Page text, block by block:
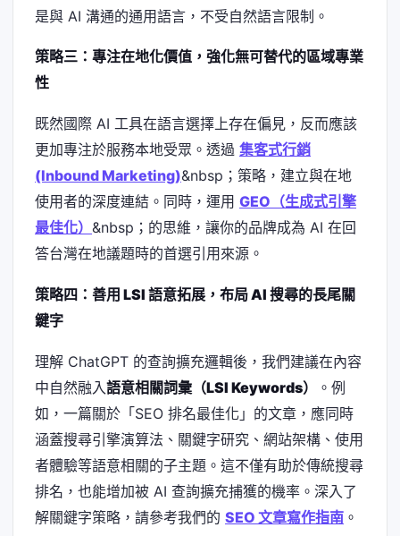
是與 AI 溝通的通用語言，不受自然語言限制。
策略三：專注在地化價值，強化無可替代的區域專業
性
既然國際 AI 工具在語言選擇上存在偏見，反而應該
更加專注於服務本地受眾。透過 集客式行銷
(Inbound Marketing)&nbsp；策略，建立與在地
使用者的深度連結。同時，運用 GEO（生成式引擎
最佳化） &nbsp；的思維，讓你的品牌成為 AI 在回
答台灣在地議題時的首選引用來源。
策略四：善用 LSI 語意拓展，布局 AI 搜尋的長尾關
鍵字
理解 ChatGPT 的查詢擴充邏輯後，我們建議在內容
中自然融入語意相關詞彙（LSI Keywords）
。例
如，一篇關於「SEO 排名最佳化」的文章，應同時
涵蓋搜尋引擎演算法、關鍵字研究、網站架構、使用
者體驗等語意相關的子主題。這不僅有助於傳統搜尋
排名，也能增加被 AI 查詢擴充捕獲的機率。深入了
解關鍵字策略，請參考我們的 SEO 文章寫作指南 。